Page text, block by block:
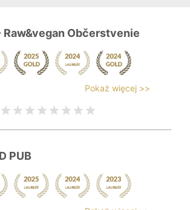
Raw&vegan Občerstvenie
Pokaż więcej >>
PUB